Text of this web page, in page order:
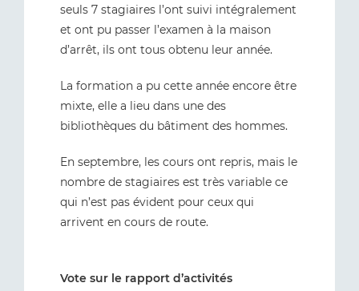
seuls 7 stagiaires l’ont suivi intégralement
et ont pu passer l’examen à la maison
d’arrêt, ils ont tous obtenu leur année.
La formation a pu cette année encore être
mixte, elle a lieu dans une des
bibliothèques du bâtiment des hommes.
En septembre, les cours ont repris, mais le
nombre de stagiaires est très variable ce
qui n’est pas évident pour ceux qui
arrivent en cours de route.
Vote sur le rapport d’activités